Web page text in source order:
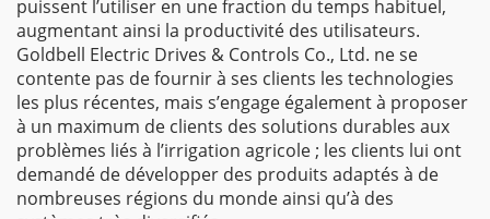
puissent l’utiliser en une fraction du temps habituel,
augmentant ainsi la productivité des utilisateurs.
Goldbell Electric Drives & Controls Co., Ltd. ne se
contente pas de fournir à ses clients les technologies
les plus récentes, mais s’engage également à proposer
à un maximum de clients des solutions durables aux
problèmes liés à l’irrigation agricole ; les clients lui ont
demandé de développer des produits adaptés à de
nombreuses régions du monde ainsi qu’à des